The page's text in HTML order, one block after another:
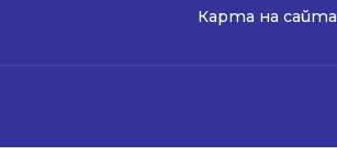
Карта на сайта